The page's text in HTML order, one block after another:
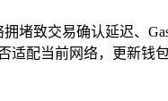
堵致交易确认延迟、
适配当前网络，更新钱